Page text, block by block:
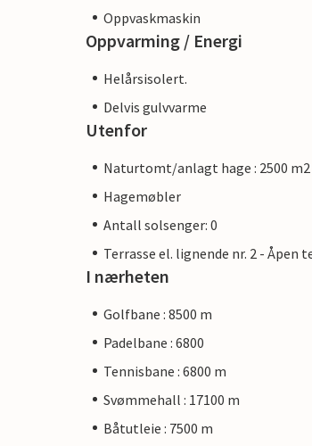
Oppvaskmaskin
Oppvarming / Energi
Helårsisolert.
Delvis gulvvarme
Utenfor
Naturtomt/anlagt hage : 2500 m2
Hagemøbler
Antall solsenger: 0
Terrasse el. lignende nr. 2 - Åpen
I nærheten
Golfbane : 8500 m
Padelbane : 6800
Tennisbane : 6800 m
Svømmehall : 17100 m
Båtutleie : 7500 m